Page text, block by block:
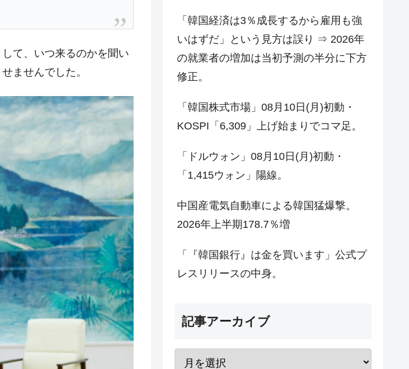
て、いつ来るのかを聞い
ませんでした。
「韓国経済は3％成長するから雇用も強
いはずだ」という見方は誤り ⇒ 2026年
の就業者の増加は当初予測の半分に下方
修正。
「韓国株式市場」08月10日(月)初動・
KOSPI「6,309」上げ始まりでコマ足。
「ドルウォン」08月10日(月)初動・
「1,415ウォン」陽線。
中国産電気自動車による韓国猛爆撃。
2026年上半期178.7％増
「『韓国銀行』は金を買います」公式プ
レスリリースの中身。
記事アーカイブ